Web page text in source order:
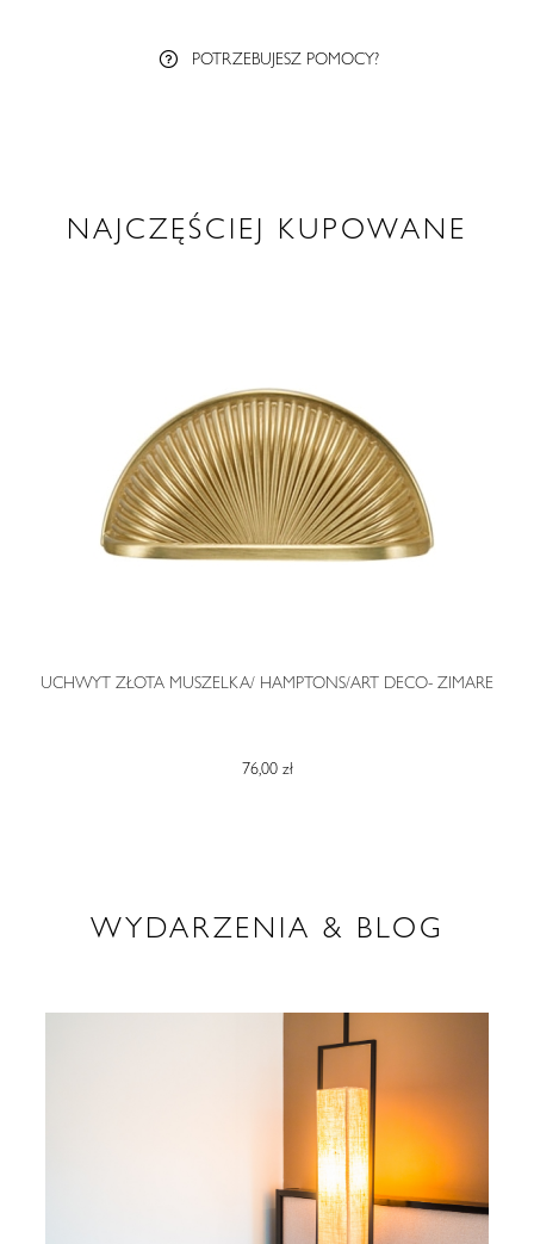
POTRZEBUJESZ POMOCY?
NAJCZĘŚCIEJ KUPOWANE
UCHWYT ZŁOTA MUSZELKA/ HAMPTONS/ART DECO- ZIMARE
76,00 zł
WYDARZENIA & BLOG